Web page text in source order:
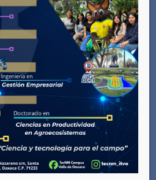
del TecNM
del TecNM
Lenguaje Incluyente
al hostigamiento y
en los CE